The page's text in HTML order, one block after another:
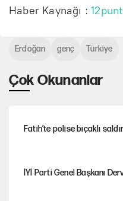
Haber Kaynağı :
Çok Okunanlar
Fatih’te polise bıçaklı
İYİ Parti Genel Başkanı
Erdoğan genç Türkiye